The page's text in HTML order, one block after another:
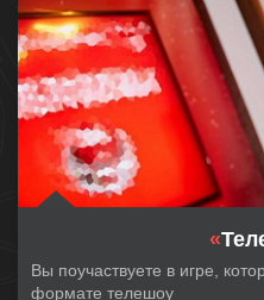
«
Вы поучаствуете в игре,
формате телешоу